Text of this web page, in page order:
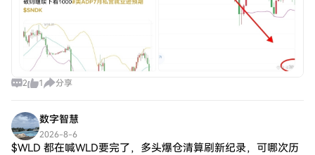
2 1 分享
数字智慧
2026-8-6
$WLD 都在喊WLD要完了，多头爆仓清算刷新纪录，可哪次历